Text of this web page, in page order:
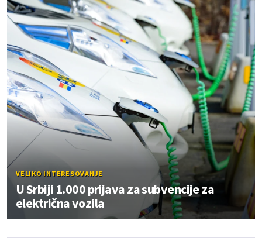
VELIKO INTERESOVANJE
U Srbiji 1.000 prijava za subvencije za
električna vozila